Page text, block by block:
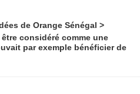
de Orange Sénégal
considéré comme une
par exemple bénéficier de